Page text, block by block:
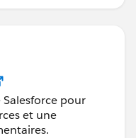
Salesforce pour
et une